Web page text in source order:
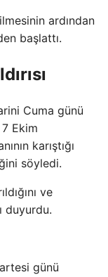
ardından
başlattı.
Cuma günü
Ekim
karıştığı
söyledi.
ve
duyurdu.
günü